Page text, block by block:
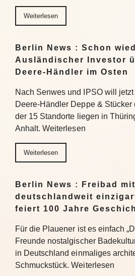
Weiterlesen
Berlin News : Schon
Ausländischer Investor
Deere-Händler im Osten
Nach Senwes und IPSO will
Deere-Händler Deppe & Stücker
der 15 Standorte liegen in
Anhalt. Weiterlesen
Weiterlesen
Berlin News : Freibad mit
deutschlandweit
feiert 100 Jahre
Für die Plauener ist es einfach
Freunde nostalgischer
in Deutschland einmaliges
Schmuckstück. Weiterlesen